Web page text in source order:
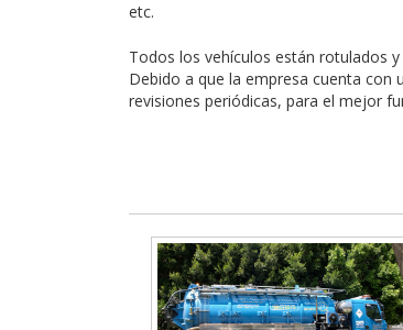
etc.
Todos los vehículos están rotulados
Debido a que la empresa cuenta con
revisiones periódicas, para el mejor